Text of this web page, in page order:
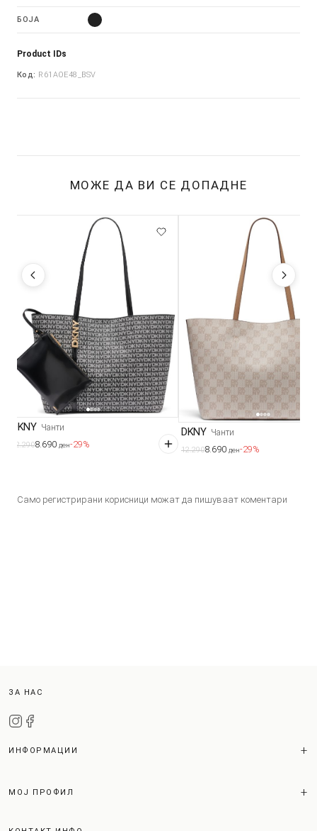
БОЈА
Product IDs
Код: R61AOE48_BSV
МОЖЕ ДА ВИ СЕ ДОПАДНЕ
DKNY Чанти
12.2908.690 ден-29%
DKNY Чанти
12.2908.690 ден-29%
Само регистрирани корисници можат да пишуваат коментари
ЗА НАС
ИНФОРМАЦИИ
МОЈ ПРОФИЛ